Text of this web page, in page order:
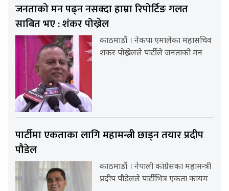
जनताको मन पढ्न नसक्दा हाम्रा रिपोर्टिङ गलत
साबित भए : शंकर पोख्रेल
काठमाडौं । नेकपा एमालेका महासचिव
शंकर पोख्रेलले पार्टीले जनताको मन
पार्टीमा एकताका लागि महामन्त्री छाड्न तयार प्रदीप
पौडेल
काठमाडौं । नेपाली कांग्रेसका महामन्त्री
प्रदीप पौडेलले पार्टीभित्र एकता कायम